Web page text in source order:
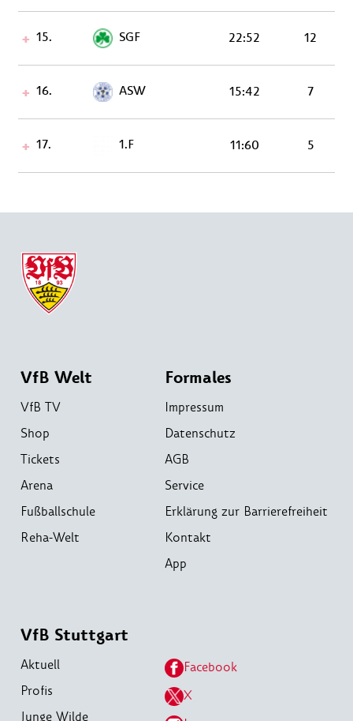
15. SGF 22:52 12
16. ASW 15:42 7
17. 1.F 11:60 5
VfB Welt
VfB TV
Shop
Tickets
Arena
Fußballschule
Reha-Welt
Formales
Impressum
Datenschutz
AGB
Service
Erklärung zur Barrierefreiheit
Kontakt
App
VfB Stuttgart
Aktuell
Profis
Junge Wilde
Facebook
X